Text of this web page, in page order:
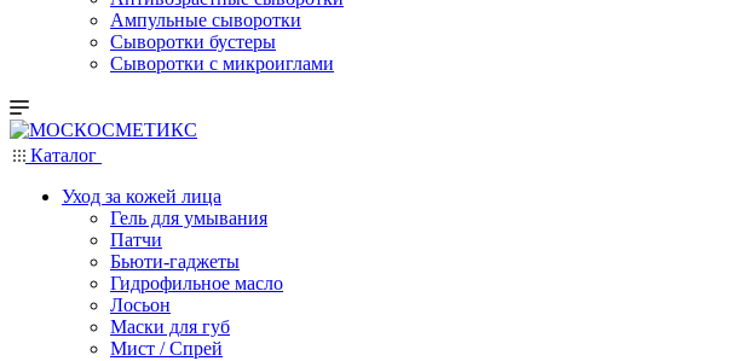
Ампульные сыворотки
Сыворотки бустеры
Сыворотки с микроиглами
Каталог
Уход за кожей лица
Гель для умывания
Патчи
Бьюти-гаджеты
Гидрофильное масло
Лосьон
Маски для губ
Мист / Спрей